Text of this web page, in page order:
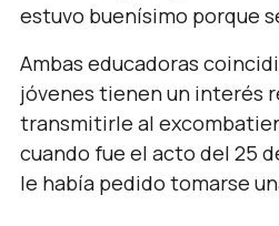
estuvo buenísimo porque
Ambas educadoras
jóvenes tienen un interés
transmitirle al
cuando fue el acto del 25
le había pedido tomarse